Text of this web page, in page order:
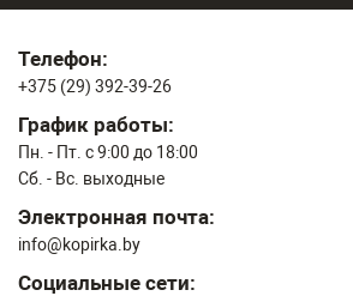
Телефон:
+375 (29) 392-39-26
График работы:
Пн. - Пт. с 9:00 до 18:00
Сб. - Вс. выходные
Электронная почта:
info@kopirka.by
Социальные сети: